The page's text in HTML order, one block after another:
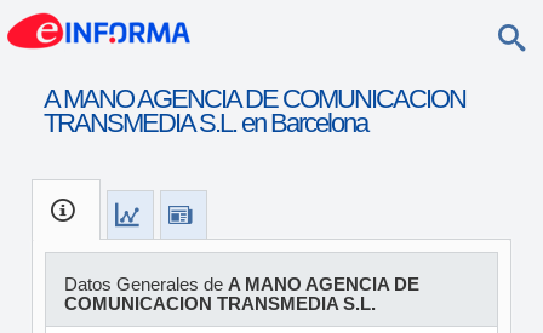
A MANO AGENCIA DE COMUNICACION
TRANSMEDIA S.L. en Barcelona
Datos Generales de A MANO AGENCIA DE
COMUNICACION TRANSMEDIA S.L.